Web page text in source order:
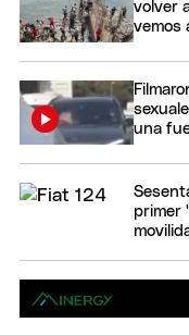
volver
vemos
una
primer